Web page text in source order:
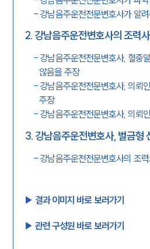
- 강남음주운전전문변호사가 알
2. 강남음주운전변호사의 조력
- 강남음주운전전문변호사, 혈중
않음을 주장
- 강남음주운전전문변호사, 의뢰
주장
- 강남음주운전전문변호사, 의뢰
3. 강남음주운전변호사, 벌금형
- 강남음주운전전문변호사의 조
▶︎ 결과 이미지 바로 보러가기
▶︎ 관련 구성원 바로 보러가기